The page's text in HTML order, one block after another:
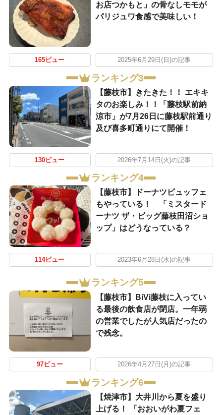
お店つかもと」の骨なしモモが
パリジュワ食感で美味しい！
165ビュー 2025年6月29日(日)の記事
ランキング3
【藤枝市】きたきた！！ エキキ
タのお楽しみ！！「藤枝駅前納
涼市」が7月26日に藤枝駅前通り
及び喜多町通りにて開催！
130ビュー 2026年7月14日(火)の記事
ランキング4
【藤枝市】ドーナツビュッフェ
もやっている！ 「ミスタード
ーナツ ザ・ビッグ藤枝田沼ショ
ップ」はどうなっている？
114ビュー 2023年6月28日(水)の記事
ランキング5
【藤枝市】BiVi藤枝に入ってい
る最後の飲食店が閉店。一年弱
の営業でしたが人気店だったの
で残念。
97ビュー 2026年4月27日(月)の記事
ランキング6
【焼津市】大井川から夏を盛り
上げる！ 「おおいがわ夏フェ